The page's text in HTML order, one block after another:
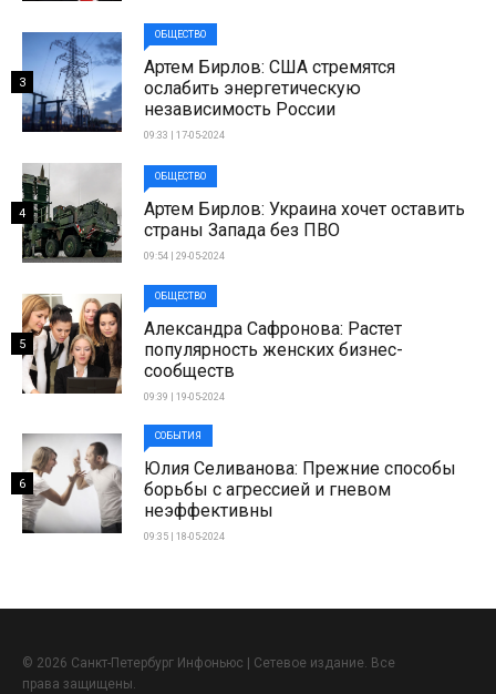
ОБЩЕСТВО
Артем Бирлов: США стремятся
ослабить энергетическую
независимость России
09:33 | 17-05-2024
3
ОБЩЕСТВО
Артем Бирлов: Украина хочет оставить
страны Запада без ПВО
09:54 | 29-05-2024
4
ОБЩЕСТВО
Александра Сафронова: Растет
популярность женских бизнес-
сообществ
09:39 | 19-05-2024
5
СОБЫТИЯ
Юлия Селиванова: Прежние способы
борьбы с агрессией и гневом
неэффективны
09:35 | 18-05-2024
6
© 2026 Санкт-Петербург Инфоньюс | Сетевое издание. Все
права защищены.